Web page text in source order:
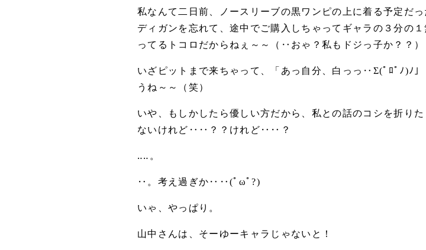
私なんて二日前、ノースリーブの黒ワンピの上に着る予定だ
ディガンを忘れて、途中でご購入しちゃってギャラの３分の
ってるトコロだからねぇ～～（‥おゃ？私もドジっ子か？？）
いざピットまで来ちゃって、「あっ自分、白っっ‥Σ(ﾟﾛﾟﾉ)ﾉ」
うね～～（笑）
いや、もしかしたら優しい方だから、私との話のコシを折り
ないけれど‥‥？？けれど‥‥？
‥‥。
‥。考え過ぎか‥‥(ﾟωﾟ?)
いゃ、やっぱり。
山中さんは、そーゆーキャラじゃないと！